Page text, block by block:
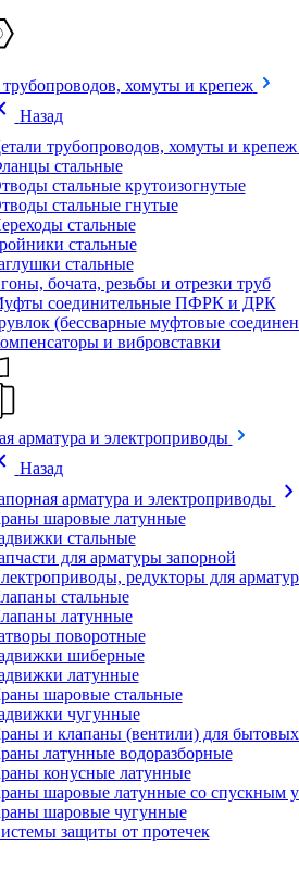
трубопроводов, хомуты и крепеж
Назад
трубопроводов, хомуты и крепеж
стальные
стальные крутоизогнутые
стальные гнутые
стальные
стальные
стальные
бочата, резьбы и отрезки труб
соединительные ПФРК и ДРК
(бессварные муфтовые
и вибровставки
арматура и электроприводы
Назад
арматура и электроприводы
chevron_right
шаровые латунные
стальные
для арматуры запорной
редукторы для
стальные
латунные
поворотные
шиберные
латунные
шаровые стальные
чугунные
и клапаны (вентили) для
латунные водоразборные
конусные латунные
шаровые латунные со спускным
шаровые чугунные
защиты от протечек